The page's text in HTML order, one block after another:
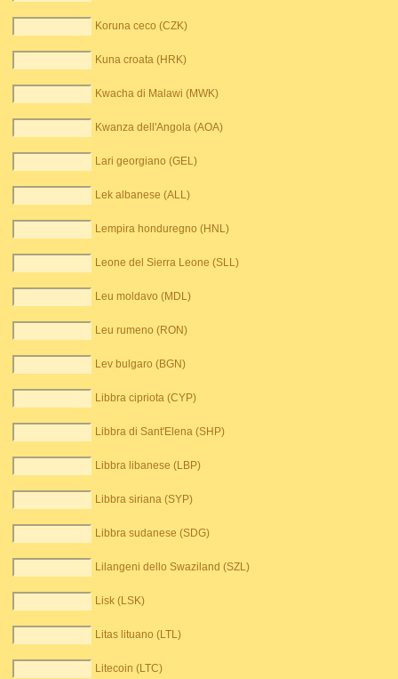
Koruna ceco (CZK)
Kuna croata (HRK)
Kwacha di Malawi (MWK)
Kwanza dell'Angola (AOA)
Lari georgiano (GEL)
Lek albanese (ALL)
Lempira honduregno (HNL)
Leone del Sierra Leone (SLL)
Leu moldavo (MDL)
Leu rumeno (RON)
Lev bulgaro (BGN)
Libbra cipriota (CYP)
Libbra di Sant'Elena (SHP)
Libbra libanese (LBP)
Libbra siriana (SYP)
Libbra sudanese (SDG)
Lilangeni dello Swaziland (SZL)
Lisk (LSK)
Litas lituano (LTL)
Litecoin (LTC)